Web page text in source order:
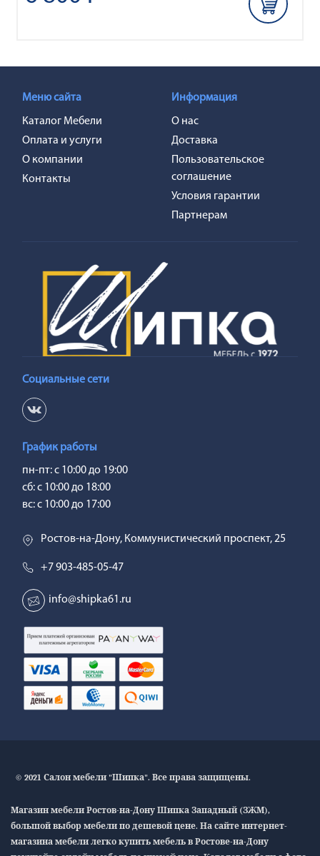
Социальные сети
График работы
пн-пт: с 10:00 до 19:00
сб: с 10:00 до 18:00
вс: с 10:00 до 17:00
Меню сайта
Каталог Мебели
Оплата и услуги
О компании
Контакты
Информация
О нас
Доставка
Пользовательское
соглашение
Условия гарантии
Партнерам
Ростов-на-Дону, Коммунистический проспект, 25
+7 903-485-05-47
info@shipka61.ru
© 2021 Салон мебели "Шипка". Все права защищены.
Магазин мебели Ростов-на-Дону Шипка Западный (ЗЖМ),
большой выбор мебели по дешевой цене. На сайте интернет-
магазина мебели легко купить мебель в Ростове-на-Дону